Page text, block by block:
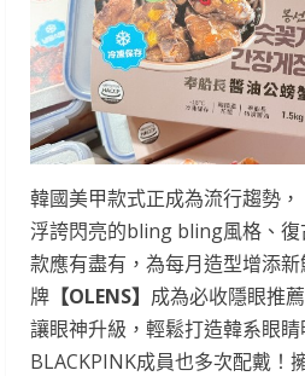
韓國美甲款式正成為流行趨勢，
浮誇閃亮的bling bling風格、復
款應有盡有，為每月造型增添
牌 【OLENS】 成為必收隱眼推
讓眼神升級，輕鬆打造韓系眼
BLACKPINK成員也多次配戴！